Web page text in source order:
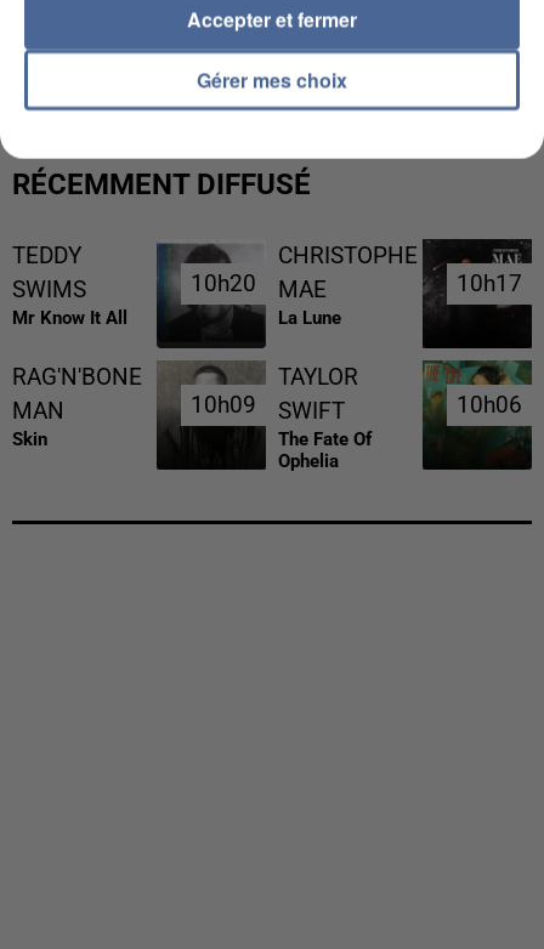
LES DONNÉES DE 300 000 CLIENTS DÉROBÉES À
INTERMARCHÉ APRÈS UNE...
RÉCEMMENT DIFFUSÉ
TEDDY
SWIMS
Mr Know It All
10h20
10h20
CHRISTOPHE
MAE
La Lune
10h17
10h17
RAG'N'BONE
MAN
Skin
10h09
10h09
TAYLOR
SWIFT
The Fate Of
Ophelia
10h06
10h06
Gérer mes choix
Accepter et fermer